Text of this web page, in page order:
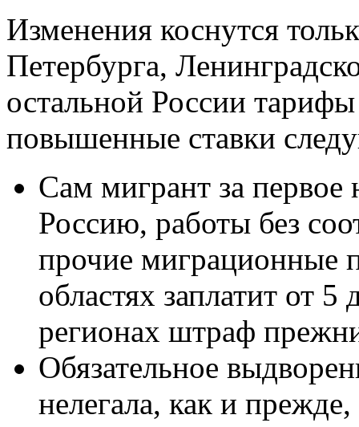
Изменения коснутся
Петербурга,
остальной России
повышенные ставки
Сам мигрант за первое
Россию, работы без
прочие миграционные
областях заплатит от
регионах штраф
Обязательное
нелегала, как и